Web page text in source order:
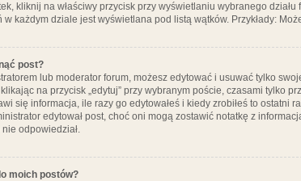
kliknij na właściwy przycisk przy wyświetlaniu wybranego
w każdym dziale jest wyświetlana pod listą wątków. Przykłady:
post?
lub moderator forum, możesz edytować i usuwać tylko
na przycisk „edytuj” przy wybranym poście, czasami tylko
się informacja, ile razy go edytowałeś i kiedy zrobiłeś to ostatni
edytował post, choć oni mogą zostawić notatkę z
odpowiedział.
moich postów?